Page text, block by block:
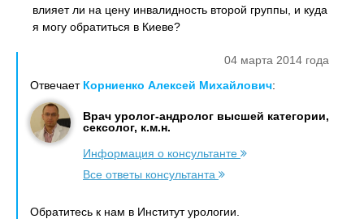
влияет ли на цену инвалидность второй группы, и куда
я могу обратиться в Киеве?
04 марта 2014 года
Отвечает Корниенко Алексей Михайлович:
Врач уролог-андролог высшей категории,
сексолог, к.м.н.
Информация о консультанте
Все ответы консультанта
Обратитесь к нам в Институт урологии.